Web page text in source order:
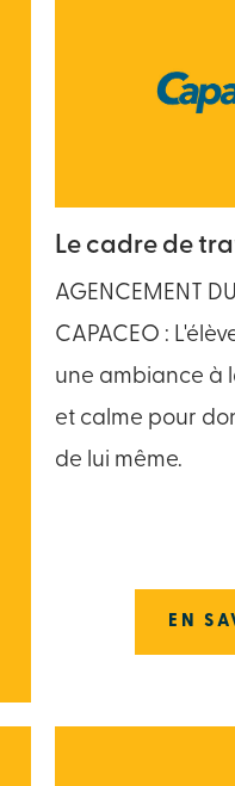
Le cadre de
AGENCEMENT
CAPACEO :
une ambiance à
et calme pour
de lui même.
EN